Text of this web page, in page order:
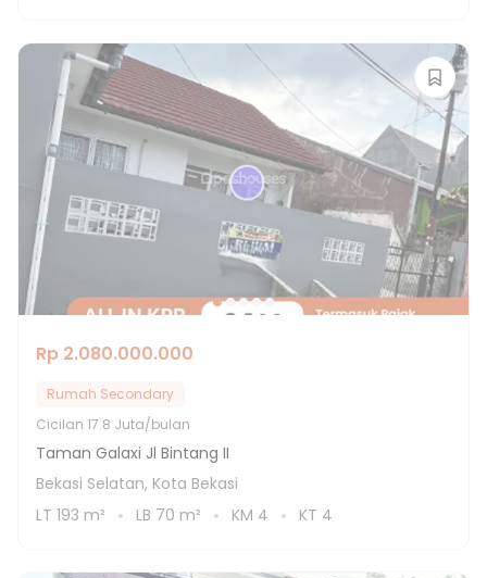
Rp 2.080.000.000
Rumah Secondary
Cicilan 17.8 Juta/bulan
Taman Galaxi Jl Bintang II
Bekasi Selatan, Kota Bekasi
LT 193 m² LB 70 m² KM 4 KT 4